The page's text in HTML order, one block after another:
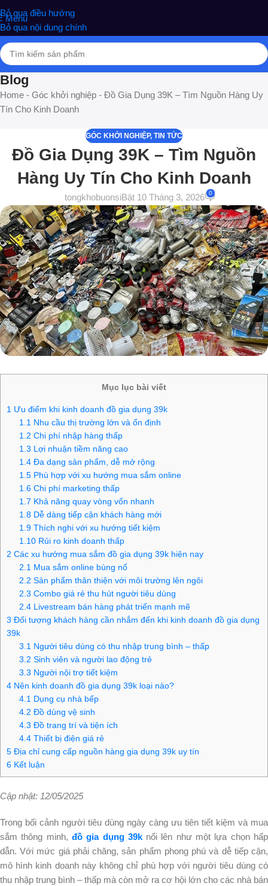
Bỏ qua điều hướng
Bỏ qua nội dung chính
nghiệm phân phối Quà tặng hottrend, gia dụng, đồ chơi, văn phòng
phẩm
Menu
Blog
Home - Góc khởi nghiệp - Đồ Gia Dụng 39K – Tìm Nguồn Hàng Uy
Tín Cho Kinh Doanh
GÓC KHỞI NGHIỆP, TIN TỨC
Đồ Gia Dụng 39K – Tìm Nguồn
Hàng Uy Tín Cho Kinh Doanh
tongkhobuonsiBật 10 Tháng 3, 2026 0
Mục lục bài viết
1 Ưu điểm khi kinh doanh đồ gia dụng 39k
1.1 Nhu cầu thị trường lớn và ổn định
1.2 Chi phí nhập hàng thấp
1.3 Lợi nhuận tiềm năng cao
1.4 Đa dạng sản phẩm, dễ mở rộng
1.5 Phù hợp với xu hướng mua sắm online
1.6 Chi phí marketing thấp
1.7 Khả năng quay vòng vốn nhanh
1.8 Dễ dàng tiếp cận khách hàng mới
1.9 Thích nghi với xu hướng tiết kiệm
1.10 Rủi ro kinh doanh thấp
2 Các xu hướng mua sắm đồ gia dụng 39k hiện nay
2.1 Mua sắm online bùng nổ
2.2 Sản phẩm thân thiện với môi trường lên ngôi
2.3 Combo giá rẻ thu hút người tiêu dùng
2.4 Livestream bán hàng phát triển mạnh mẽ
3 Đối tượng khách hàng cần nhắm đến khi kinh doanh đồ gia dụng
39k
3.1 Người tiêu dùng có thu nhập trung bình – thấp
3.2 Sinh viên và người lao động trẻ
3.3 Người nội trợ tiết kiệm
4 Nên kinh doanh đồ gia dụng 39k loại nào?
4.1 Dụng cụ nhà bếp
4.2 Đồ dùng vệ sinh
4.3 Đồ trang trí và tiện ích
4.4 Thiết bị điện giá rẻ
5 Địa chỉ cung cấp nguồn hàng gia dụng 39k uy tín
6 Kết luận
Cập nhật: 12/05/2025
Trong bối cảnh người tiêu dùng ngày càng ưu tiên tiết kiệm và mua
sắm thông minh, đồ gia dụng 39knổi lên như một lựa chọn hấp
dẫn. Với mức giá phải chăng, sản phẩm phong phú và dễ tiếp cận,
mô hình kinh doanh này không chỉ phù hợp với người tiêu dùng có
thu nhập trung bình – thấp mà còn mở ra cơ hội lớn cho các nhà bán